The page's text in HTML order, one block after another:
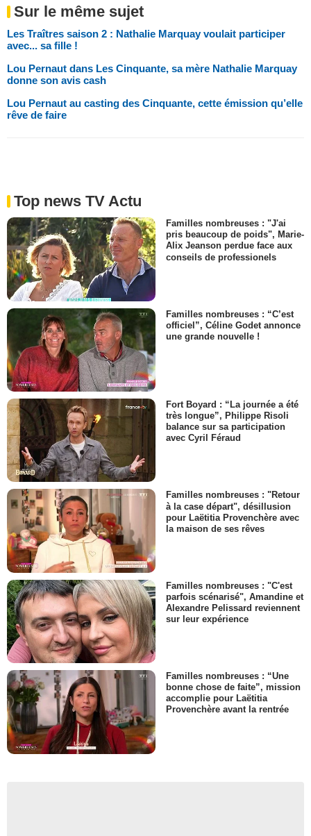
Sur le même sujet
Les Traîtres saison 2 : Nathalie Marquay voulait participer
avec... sa fille !
Lou Pernaut dans Les Cinquante, sa mère Nathalie Marquay
donne son avis cash
Lou Pernaut au casting des Cinquante, cette émission qu’elle
rêve de faire
Top news TV Actu
Familles nombreuses : "J'ai
pris beaucoup de poids", Marie-
Alix Jeanson perdue face aux
conseils de professionels
Familles nombreuses : “C’est
officiel”, Céline Godet annonce
une grande nouvelle !
Fort Boyard : “La journée a été
très longue”, Philippe Risoli
balance sur sa participation
avec Cyril Féraud
Familles nombreuses : "Retour
à la case départ", désillusion
pour Laëtitia Provenchère avec
la maison de ses rêves
Familles nombreuses : "C'est
parfois scénarisé", Amandine et
Alexandre Pelissard reviennent
sur leur expérience
Familles nombreuses : “Une
bonne chose de faite”, mission
accomplie pour Laëtitia
Provenchère avant la rentrée